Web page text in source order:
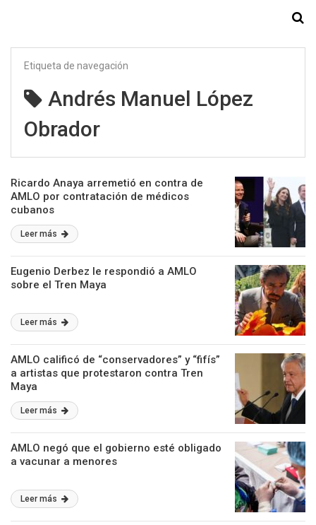
Etiqueta de navegación
Andrés Manuel López
Obrador
Ricardo Anaya arremetió en contra de
AMLO por contratación de médicos
cubanos
Leer más
Eugenio Derbez le respondió a AMLO
sobre el Tren Maya
Leer más
AMLO calificó de “conservadores” y “fifís”
a artistas que protestaron contra Tren
Maya
Leer más
AMLO negó que el gobierno esté obligado
a vacunar a menores
Leer más